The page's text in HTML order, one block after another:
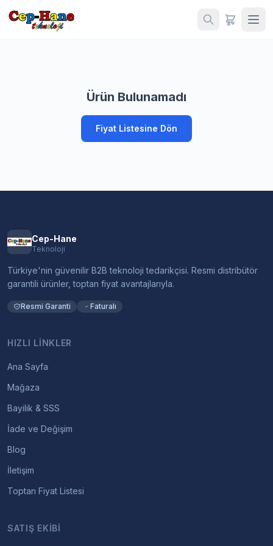
Ürün Bulunamadı
Fiyat Listesine Dön
Cep-Hane
Teknoloji
Türkiye'nin güvenilir B2B teknoloji tedarikçisi. Resmi distribütör
garantili ürünler, toptan fiyat avantajlarıyla.
Resmi Garanti Faturalı
HIZLI LINKLER
Ana Sayfa
Mağaza
Bayilik & SSS
İade ve Değişim
Blog
İletişim
Toptan Fiyat Listesi
SATIŞ EKIBI